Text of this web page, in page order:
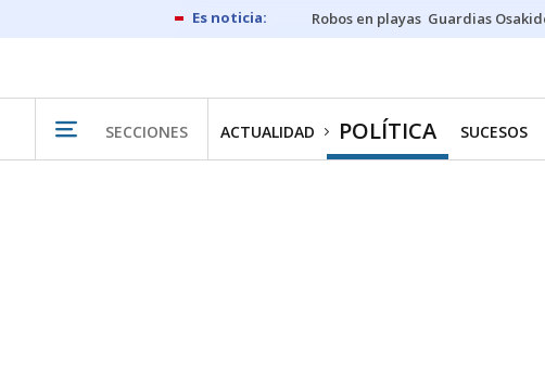
Robos en playas Guardias
SECCIONES ACTUALIDAD POLÍTICA SUCESOS